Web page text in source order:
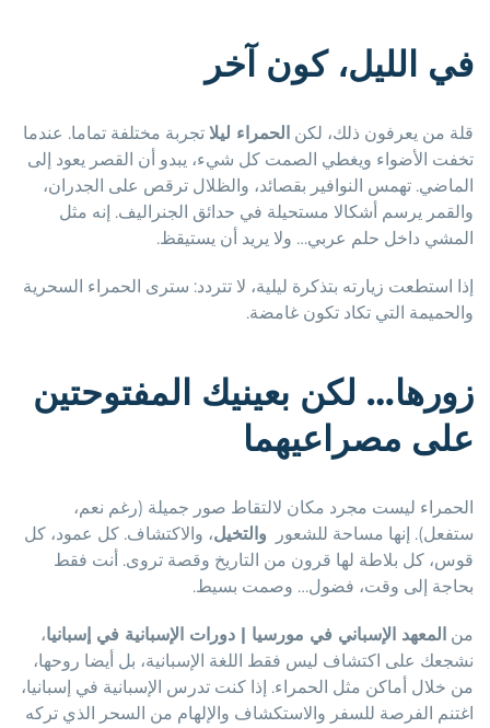
في الليل، كون آخر
قلة من يعرفون ذلك، لكن الحمراء ليلاتجربة مختلفة تماما. عندما
تخفت الأضواء ويغطي الصمت كل شيء، يبدو أن القصر يعود إلى
الماضي. تهمس النوافير بقصائد، والظلال ترقص على الجدران،
والقمر يرسم أشكالا مستحيلة في حدائق الجنراليف. إنه مثل
المشي داخل حلم عربي… ولا يريد أن يستيقظ.
إذا استطعت زيارته بتذكرة ليلية، لا تتردد: سترى الحمراء السحرية
والحميمة التي تكاد تكون غامضة.
زورها… لكن بعينيك المفتوحتين
على مصراعيهما
الحمراء ليست مجرد مكان لالتقاط صور جميلة (رغم نعم،
ستفعل). إنها مساحة للشعور
والتخيل، والاكتشاف. كل عمود، كل
قوس، كل بلاطة لها قرون من التاريخ وقصة تروى. أنت فقط
بحاجة إلى وقت، فضول… وصمت بسيط.
من المعهد الإسباني في مورسيا | دورات الإسبانية في إسبانيا،
نشجعك على اكتشاف ليس فقط اللغة الإسبانية، بل أيضا روحها،
من خلال أماكن مثل الحمراء. إذا كنت تدرس الإسبانية في إسبانيا،
اغتنم الفرصة للسفر والاستكشاف والإلهام من السحر الذي تركه